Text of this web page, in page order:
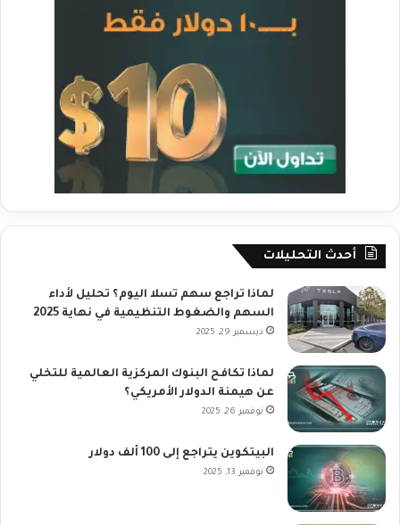
أحدث التحليلات
لماذا تراجع سهم تسلا اليوم؟ تحليل لأداء
السهم والضغوط التنظيمية في نهاية 2025
ديسمبر 29, 2025
لماذا تكافح البنوك المركزية العالمية للتخلي
عن هيمنة الدولار الأمريكي؟
نوفمبر 26, 2025
البيتكوين يتراجع إلى 100 ألف دولار
نوفمبر 13, 2025